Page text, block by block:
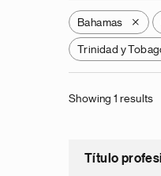
Bahamas X
Trinidad y
Showing 1 results
Título